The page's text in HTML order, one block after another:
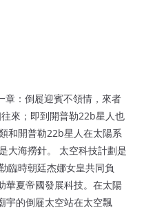
：倒屣迎賓不領情，來者
來；即到開普勒22b星人也
和開普勒22b星人在太陽系
大海撈針。 太空科技計劃是
臨時朝廷杰娜女皇共同負
華夏帝國發展科技。在太陽
宇的倒屣太空站在太空飄